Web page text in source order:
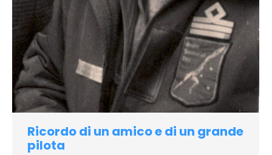
Ricordo di un amico e di un grande
pilota